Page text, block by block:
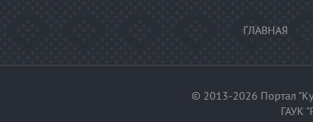
ГЛАВНАЯ
© 2013-2026 Портал
ГАУК